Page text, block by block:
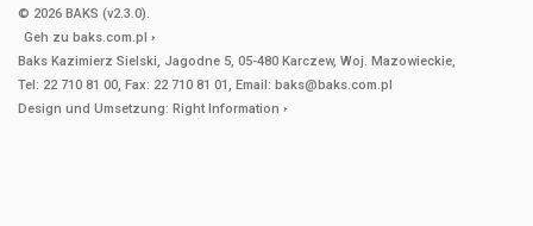
© 2026 BAKS (v2.3.0).
Geh zu baks.com.pl
Baks Kazimierz Sielski, Jagodne 5, 05-480 Karczew, Woj. Mazowieckie,
Tel: 22 710 81 00, Fax: 22 710 81 01, Email: baks@baks.com.pl
Design und Umsetzung: Right Information